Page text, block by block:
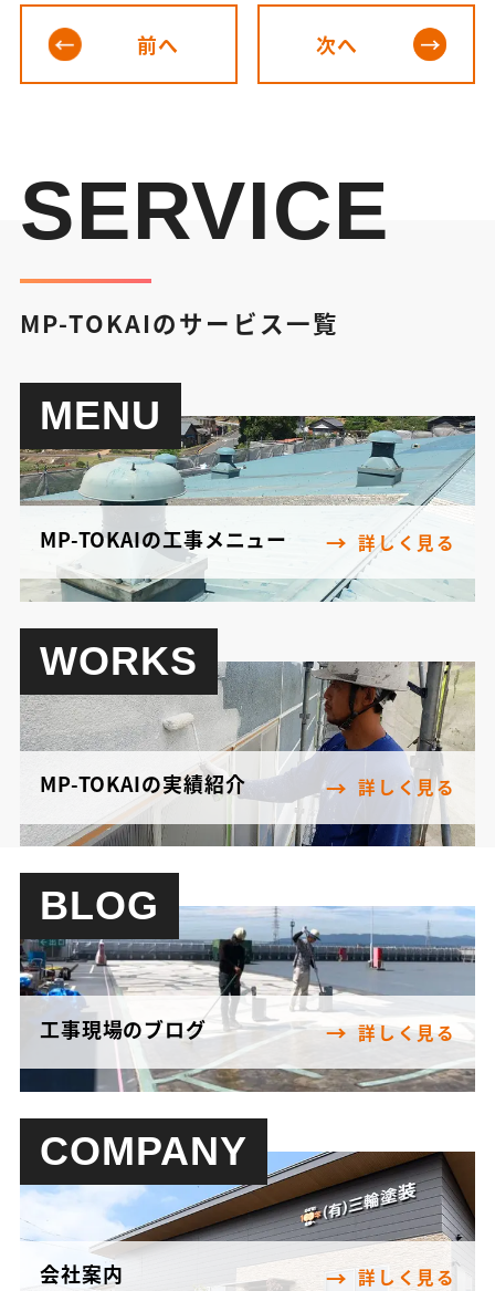
前へ 次へ
SERVICE
MP-TOKAIのサービス一覧
MENU
MP-TOKAIの工事メニュー 詳しく見る
WORKS
MP-TOKAIの実績紹介 詳しく見る
BLOG
工事現場のブログ 詳しく見る
COMPANY
会社案内 詳しく見る